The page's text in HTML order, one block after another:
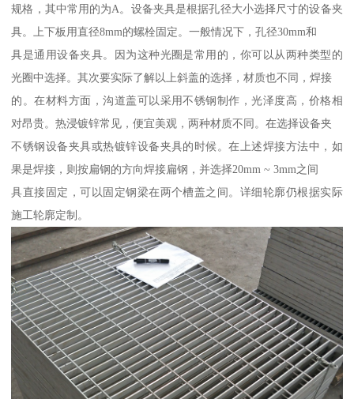
规格，其中常用的为A。设备夹具是根据孔径大小选择尺寸的设备夹
具。上下板用直径8mm的螺栓固定。一般情况下，孔径30mm和
具是通用设备夹具。因为这种光圈是常用的，你可以从两种类型的
光圈中选择。其次要实际了解以上斜盖的选择，材质也不同，焊接
的。在材料方面，沟道盖可以采用不锈钢制作，光泽度高，价格相
对昂贵。热浸镀锌常见，便宜美观，两种材质不同。在选择设备夹
不锈钢设备夹具或热镀锌设备夹具的时候。在上述焊接方法中，如
果是焊接，则按扁钢的方向焊接扁钢，并选择20mm ~ 3mm之间
具直接固定，可以固定钢梁在两个槽盖之间。详细轮廓仍根据实际
施工轮廓定制。